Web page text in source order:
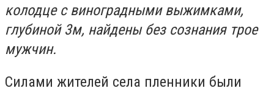
колодце с виноградными выжимками,
глубиной 3м, найдены без сознания трое
мужчин.
Силами жителей села пленники были